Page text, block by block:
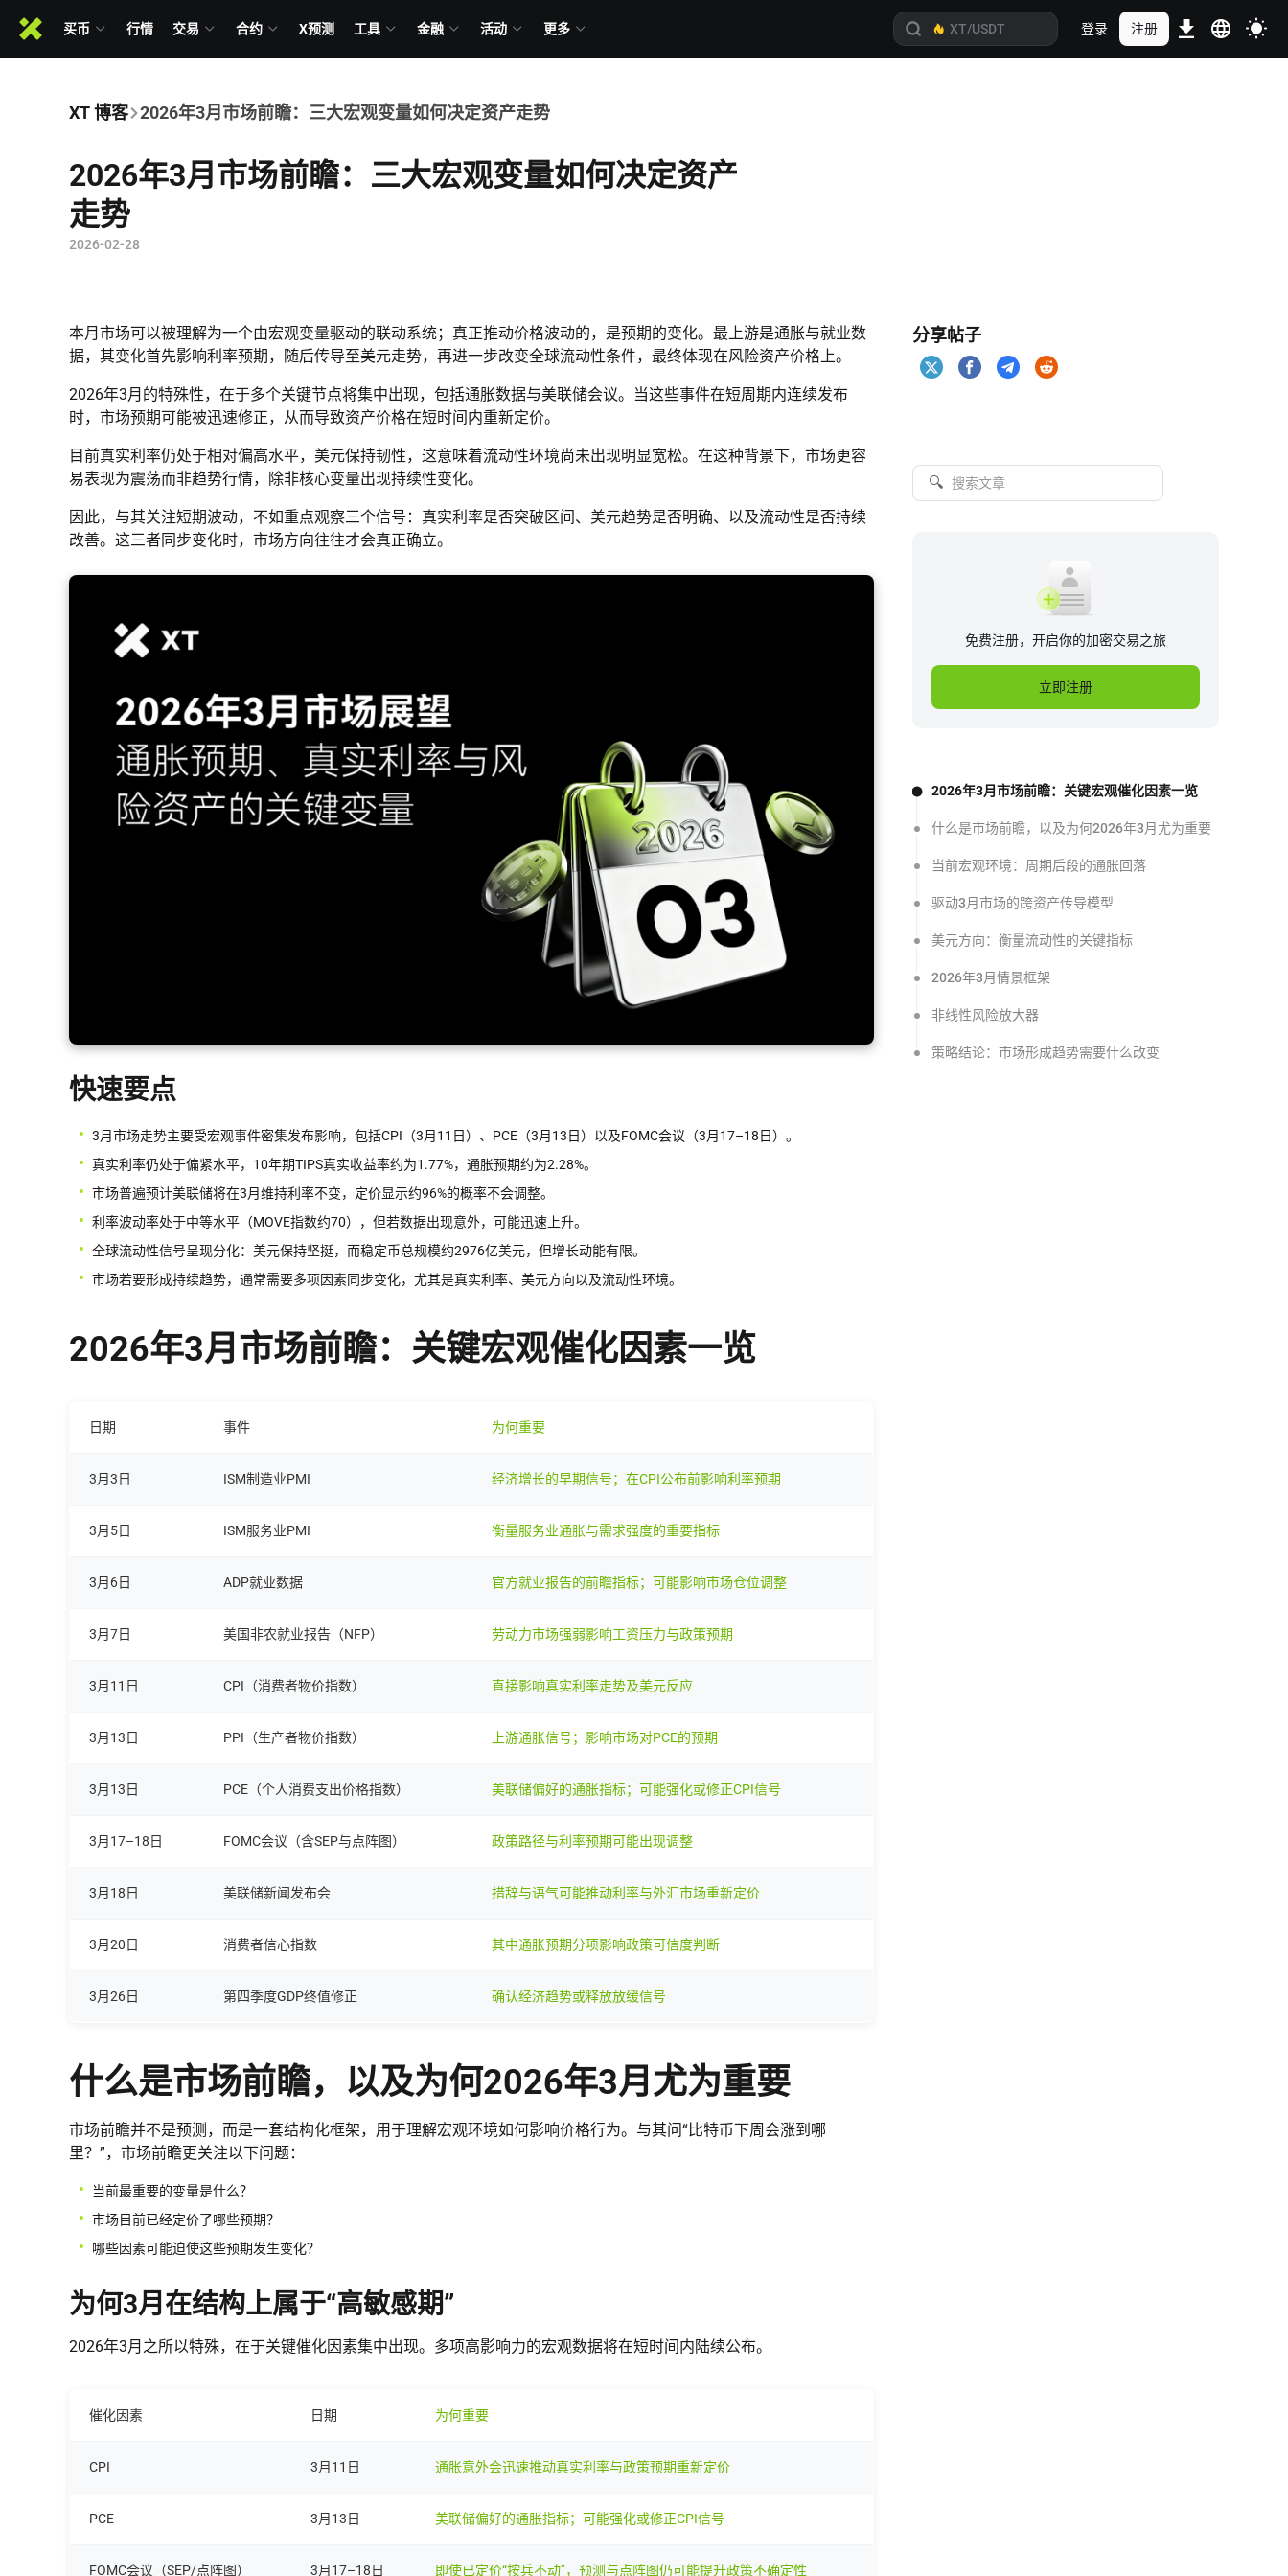
买币 行情 交易 合约 X预测 工具 金融 活动 更多 登录 注册
XT 博客 2026年3月市场前瞻：三大宏观变量如何决定资产走势
2026年3月市场前瞻：三大宏观变量如何决定资产
走势
2026-02-28
本月市场可以被理解为一个由宏观变量驱动的联动系统；真正推动价格波动的，是预期的变化。最上游是通胀与就业数
据，其变化首先影响利率预期，随后传导至美元走势，再进一步改变全球流动性条件，最终体现在风险资产价格上。
2026年3月的特殊性，在于多个关键节点将集中出现，包括通胀数据与美联储会议。当这些事件在短周期内连续发布
时，市场预期可能被迅速修正，从而导致资产价格在短时间内重新定价。
目前真实利率仍处于相对偏高水平，美元保持韧性，这意味着流动性环境尚未出现明显宽松。在这种背景下，市场更容
易表现为震荡而非趋势行情，除非核心变量出现持续性变化。
因此，与其关注短期波动，不如重点观察三个信号：真实利率是否突破区间、美元趋势是否明确、以及流动性是否持续
改善。这三者同步变化时，市场方向往往才会真正确立。
快速要点
3月市场走势主要受宏观事件密集发布影响，包括CPI（3月11日）、PCE（3月13日）以及FOMC会议（3月17–18日）。
真实利率仍处于偏紧水平，10年期TIPS真实收益率约为1.77%，通胀预期约为2.28%。
市场普遍预计美联储将在3月维持利率不变，定价显示约96%的概率不会调整。
利率波动率处于中等水平（MOVE指数约70），但若数据出现意外，可能迅速上升。
全球流动性信号呈现分化：美元保持坚挺，而稳定币总规模约2976亿美元，但增长动能有限。
市场若要形成持续趋势，通常需要多项因素同步变化，尤其是真实利率、美元方向以及流动性环境。
2026年3月市场前瞻：关键宏观催化因素一览
日期 事件 为何重要
3月3日 ISM制造业PMI 经济增长的早期信号；在CPI公布前影响利率预期
3月5日 ISM服务业PMI 衡量服务业通胀与需求强度的重要指标
3月6日 ADP就业数据 官方就业报告的前瞻指标；可能影响市场仓位调整
3月7日 美国非农就业报告（NFP） 劳动力市场强弱影响工资压力与政策预期
3月11日 CPI（消费者物价指数） 直接影响真实利率走势及美元反应
3月13日 PPI（生产者物价指数） 上游通胀信号；影响市场对PCE的预期
3月13日 PCE（个人消费支出价格指数） 美联储偏好的通胀指标；可能强化或修正CPI信号
3月17–18日 FOMC会议（含SEP与点阵图） 政策路径与利率预期可能出现调整
3月18日 美联储新闻发布会 措辞与语气可能推动利率与外汇市场重新定价
3月20日 消费者信心指数 其中通胀预期分项影响政策可信度判断
3月26日 第四季度GDP终值修正 确认经济趋势或释放放缓信号
什么是市场前瞻，以及为何2026年3月尤为重要
市场前瞻并不是预测，而是一套结构化框架，用于理解宏观环境如何影响价格行为。与其问“比特币下周会涨到哪
里？”，市场前瞻更关注以下问题：
当前最重要的变量是什么？
市场目前已经定价了哪些预期？
哪些因素可能迫使这些预期发生变化？
为何3月在结构上属于“高敏感期”
2026年3月之所以特殊，在于关键催化因素集中出现。多项高影响力的宏观数据将在短时间内陆续公布。
催化因素 日期 为何重要
CPI 3月11日 通胀意外会迅速推动真实利率与政策预期重新定价
PCE 3月13日 美联储偏好的通胀指标；可能强化或修正CPI信号
FOMC会议（SEP/点阵图） 3月17–18日 即使已定价“按兵不动”，预测与点阵图仍可能提升政策不确定性
分享帖子
🔍
免费注册，开启你的加密交易之旅
立即注册
2026年3月市场前瞻：关键宏观催化因素一览
什么是市场前瞻，以及为何2026年3月尤为重要
当前宏观环境：周期后段的通胀回落
驱动3月市场的跨资产传导模型
美元方向：衡量流动性的关键指标
2026年3月情景框架
非线性风险放大器
策略结论：市场形成趋势需要什么改变